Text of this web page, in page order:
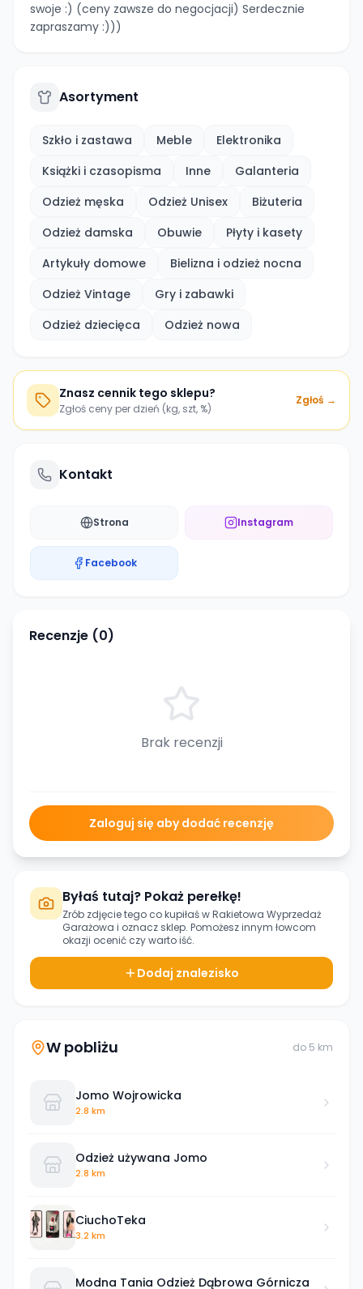
swoje :) (ceny zawsze do negocjacji) Serdecznie
zapraszamy :)))
Asortyment
Szkło i zastawa Meble
Elektronika
Książki i czasopisma
Inne
Galanteria
Odzież męska
Odzież Unisex
Biżuteria
Odzież damska
Obuwie
Płyty i kasety
Artykuły domowe
Bielizna i odzież nocna
Odzież Vintage
Gry i zabawki
Odzież dziecięca
Odzież nowa
Znasz cennik tego sklepu?
Zgłoś ceny per dzień (kg, szt, %)
Zgłoś →
Kontakt
Strona Instagram
Facebook
Recenzje (0)
Brak recenzji
Zaloguj się aby dodać recenzję
Byłaś tutaj? Pokaż perełkę!
Zrób zdjęcie tego co kupiłaś wRakietowa Wyprzedaż
Garażowa i oznacz sklep. Pomożesz innym łowcom
okazji ocenić czy warto iść.
Dodaj znalezisko
W pobliżu do 5 km
Jomo Wojrowicka
2.8 km
Odzież używana Jomo
2.8 km
CiuchoTeka
3.2 km
Modna Tania Odzież Dąbrowa Górnicza